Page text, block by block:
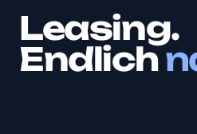
Leasing.
Endlich